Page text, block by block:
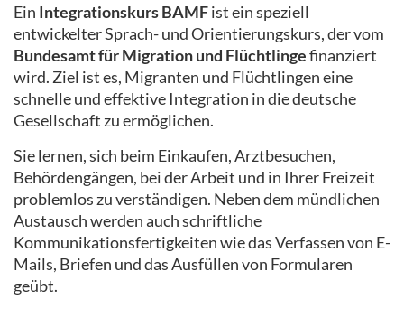
Ein Integrationskurs BAMFist ein speziell
entwickelter Sprach- und Orientierungskurs, der vom
Bundesamt für Migration und Flüchtlingefinanziert
wird. Ziel ist es, Migranten und Flüchtlingen eine
schnelle und effektive Integration in die deutsche
Gesellschaft zu ermöglichen.
Sie lernen, sich beim Einkaufen, Arztbesuchen,
Behördengängen, bei der Arbeit und in Ihrer Freizeit
problemlos zu verständigen. Neben dem mündlichen
Austausch werden auch schriftliche
Kommunikationsfertigkeiten wie das Verfassen von E-
Mails, Briefen und das Ausfüllen von Formularen
geübt.